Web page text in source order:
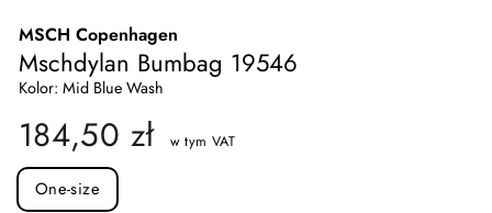
MSCH Copenhagen
Mschdylan Bumbag 19546
Kolor: Mid Blue Wash
184,50 zł w tym VAT
SIZEOne-size
Skarpetki i rajstopy
Komplety dresowe
T-shirty i Topy
Lavinde Copenhagen
Meraki
Nailberry